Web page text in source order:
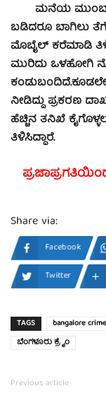
ಮನೆಯ
ಬಡಿದರೂ ಬಾಗಿಲು
ಮೊಬೈಲ್ ಕರೆಮಾಡಿ
ಮುರಿದು ಒಳಹೋಗಿ
ಕಂಡುಬಂದಿದೆ.
ನೀಡಿದ್ದು ಪ್ರಕರಣ
ಹೆಚ್ಚಿನ ತನಿಖೆ
ತಿಳಿಸಿದ್ದಾರೆ.
Share via:
Facebook
Twitter
TAGS bangalore crime
ಬೆಂಗಳೂರು ಕ್ರೈಂ
Previous article